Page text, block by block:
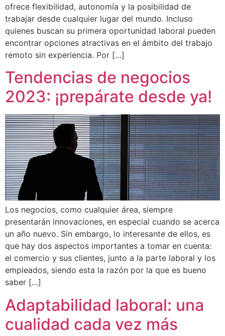
ofrece flexibilidad, autonomía y la posibilidad de
trabajar desde cualquier lugar del mundo. Incluso
quienes buscan su primera oportunidad laboral pueden
encontrar opciones atractivas en el ámbito del trabajo
remoto sin experiencia. Por […]
Tendencias de negocios
2023: ¡prepárate desde ya!
Los negocios, como cualquier área, siempre
presentarán innovaciones, en especial cuando se acerca
un año nuevo. Sin embargo, lo interesante de ellos, es
que hay dos aspectos importantes a tomar en cuenta:
el comercio y sus clientes, junto a la parte laboral y los
empleados, siendo esta la razón por la que es bueno
saber […]
Adaptabilidad laboral: una
cualidad cada vez más